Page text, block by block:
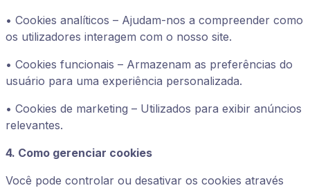
• Cookies analíticos – Ajudam-nos a compreender como
os utilizadores interagem com o nosso site.
• Cookies funcionais – Armazenam as preferências do
usuário para uma experiência personalizada.
• Cookies de marketing – Utilizados para exibir anúncios
relevantes.
4. Como gerenciar cookies
Você pode controlar ou desativar os cookies através